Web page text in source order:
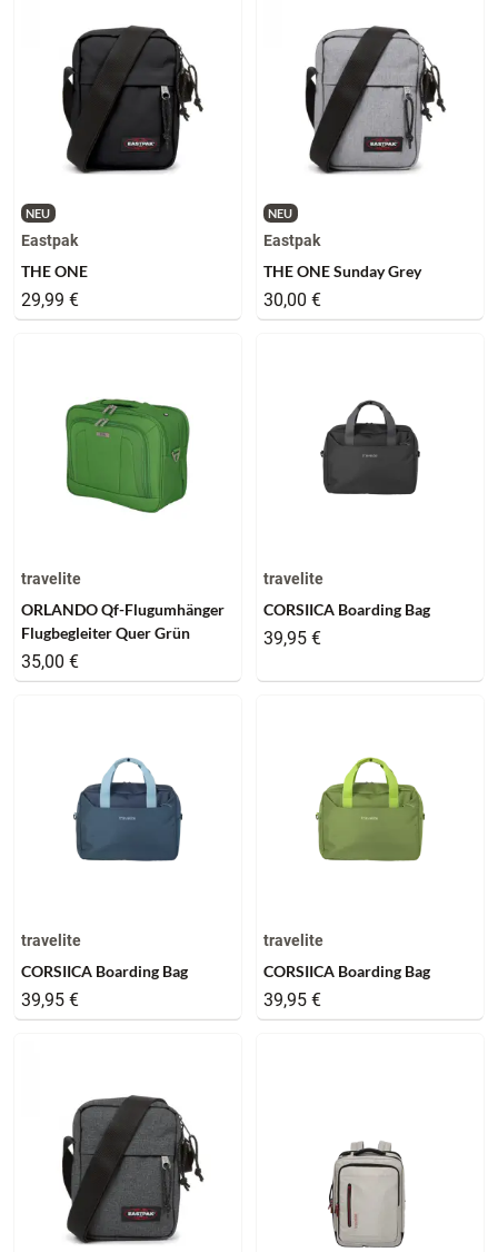
NEU
Eastpak
THE ONE
29,99 €
NEU
Eastpak
THE ONE Sunday Grey
30,00 €
travelite
ORLANDO Qf-Flugumhänger
Flugbegleiter Quer Grün
35,00 €
travelite
CORSIICA Boarding Bag
39,95 €
travelite
CORSIICA Boarding Bag
39,95 €
travelite
CORSIICA Boarding Bag
39,95 €